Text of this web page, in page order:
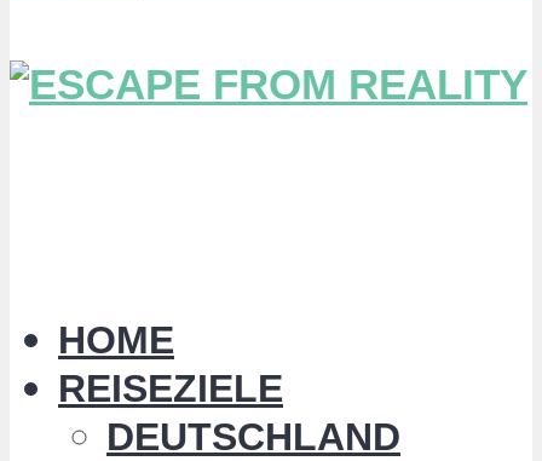
HOME
REISEZIELE
DEUTSCHLAND